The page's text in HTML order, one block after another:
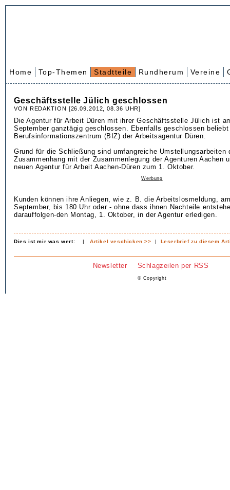
Home Top-Themen Stadtteile Rundherum Vereine
Geschäftsstelle Jülich geschlossen
VON REDAKTION [26.09.2012, 08.36 UHR]
Die Agentur für Arbeit Düren mit ihrer Geschäftsstelle Jülich ist
September ganztägig geschlossen. Ebenfalls geschlossen
Berufsinformationszentrum (BIZ) der Arbeitsagentur Düren.
Grund für die Schließung sind umfangreiche Umstellungsarbeiten
Zusammenhang mit der Zusammenlegung der Agenturen Aachen
neuen Agentur für Arbeit Aachen-Düren zum 1. Oktober.
Werbung
Kunden können ihre Anliegen, wie z. B. die Arbeitslosmeldung,
September, bis 180 Uhr oder - ohne dass ihnen Nachteile
darauffolgen-den Montag, 1. Oktober, in der Agentur erledigen.
Dies ist mir was wert: |Artikel veschicken >> | Leserbrief zu diesem
Newsletter Schlagzeilen per RSS
© Copyright